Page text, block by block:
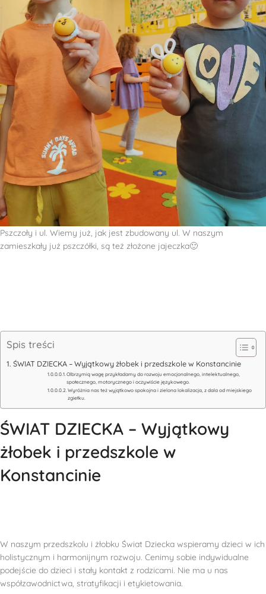
Pszczoły i ul. Wiemy już, jak jest zbudowany ul. W naszym
zamieszkały już pszczółki, są też złożone jajeczka🙂
Spis treści
ŚWIAT DZIECKA – Wyjątkowy żłobek i przedszkole w Konstancinie
Olbrzymią wagę przykładamy do rozwoju emocjonalnego, intelektualnego,
społecznego, motorycznego i oczywiście językowego.
Wyróżnia nas też wyjątkowo spokojna i zielona lokalizacja, z dala od miejskiego
zgiełku.
ŚWIAT DZIECKA – Wyjątkowy
żłobek i przedszkole w
Konstancinie
W naszym przedszkolu i żłobku Świat Dziecka wspieramy dzieci w ich
holistycznym i harmonijnym rozwoju. Cenimy sobie indywidualne
podejście do dzieci i stały kontakt z rodzicami. Nie ma u nas
współzawodnictwa, stratyfikacji i etykietowania.